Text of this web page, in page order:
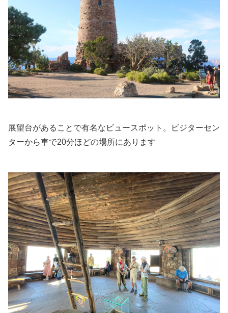
展望台があることで有名なビュースポット。ビジターセン
ターから車で20分ほどの場所にあります